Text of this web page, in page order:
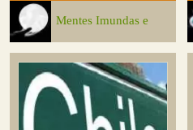
Mentes Imundas e